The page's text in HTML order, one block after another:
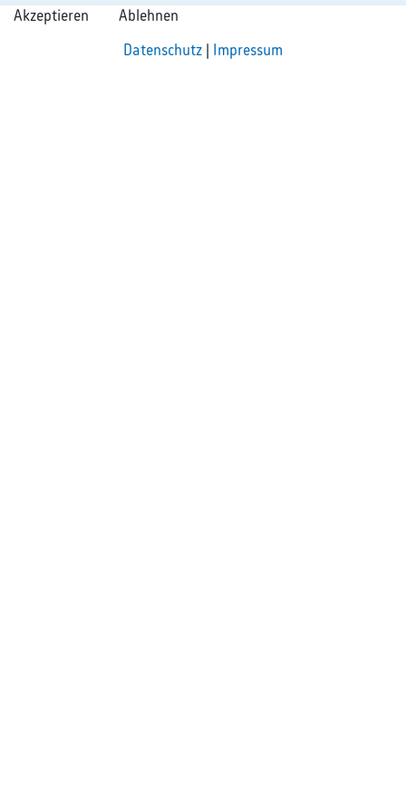
Akzeptieren Ablehnen
Datenschutz Impressum